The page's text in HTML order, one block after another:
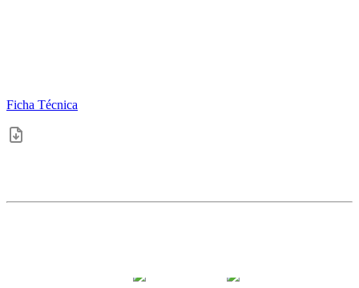
Ficha Técnica